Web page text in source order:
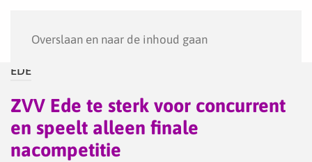
Overslaan en naar de inhoud gaan
EDE
ZVV Ede te sterk voor concurrent
en speelt alleen finale
nacompetitie